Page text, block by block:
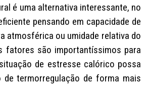
é uma alternativa interessante, no
pensando em capacidade de
atmosférica ou umidade relativa do
fatores são importantíssimos para
de estresse calórico possa
termorregulação de forma mais